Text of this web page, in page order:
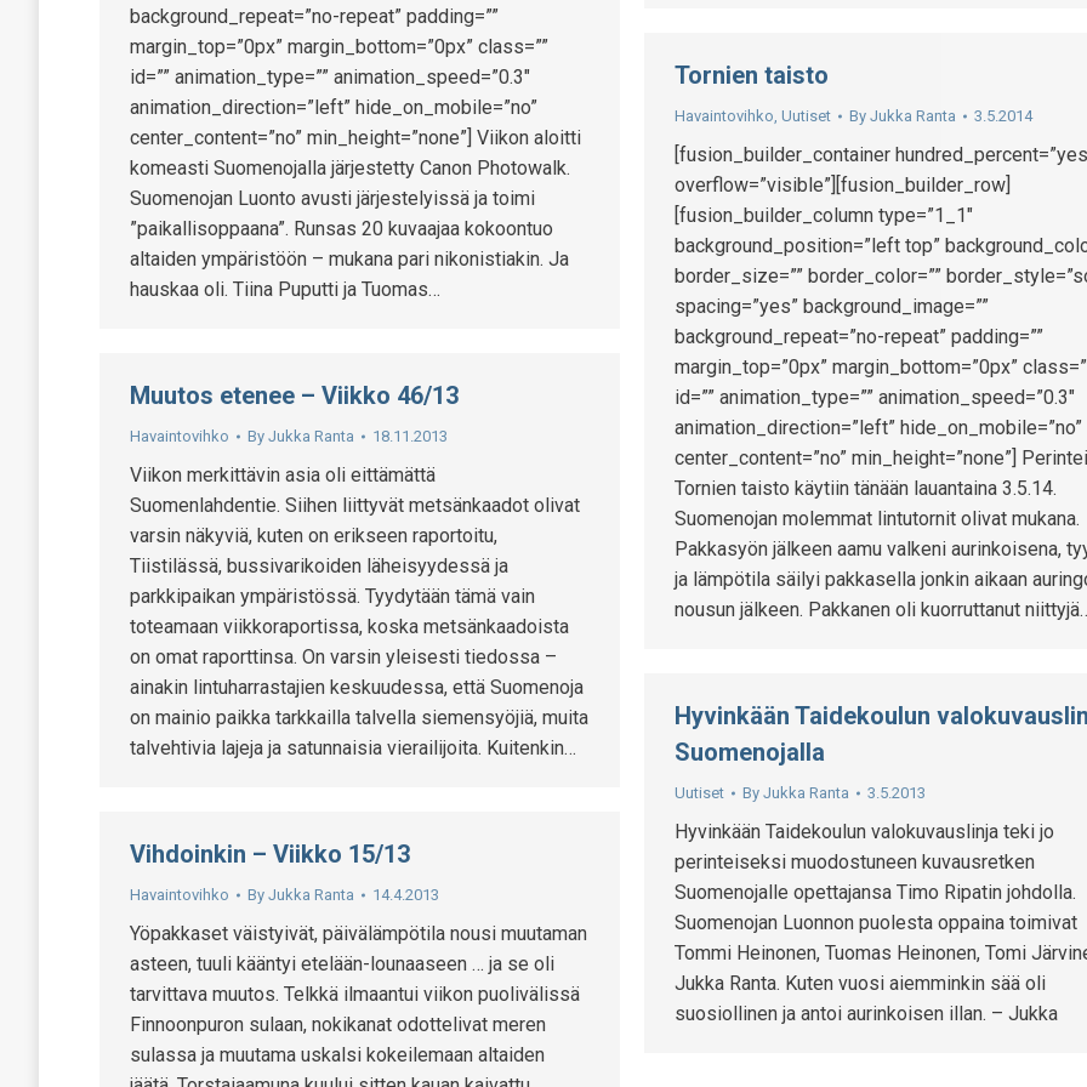
background_repeat=”no-repeat” padding=””
margin_top=”0px” margin_bottom=”0px” class=””
id=”” animation_type=”” animation_speed=”0.3″
animation_direction=”left” hide_on_mobile=”no”
center_content=”no” min_height=”none”] Viikon aloitti
komeasti Suomenojalla järjestetty Canon Photowalk.
Suomenojan Luonto avusti järjestelyissä ja toimi
”paikallisoppaana”. Runsas 20 kuvaajaa kokoontuo
altaiden ympäristöön – mukana pari nikonistiakin. Ja
hauskaa oli. Tiina Puputti ja Tuomas…
Tornien taisto
Havaintovihko, Uutiset By Jukka Ranta 3.5.2014
[fusion_builder_container
overflow=”visible”][fusion_builder_row]
[fusion_builder_column type=”1_1″
background_position=”left top”
border_size=”” border_color=””
spacing=”yes” background_image=””
background_repeat=”no-repeat” padding=””
margin_top=”0px” margin_bottom=”0px”
id=”” animation_type=”” animation_speed=”0.3″
animation_direction=”left” hide_on_mobile=”no”
center_content=”no” min_height=”none”]
Tornien taisto käytiin tänään lauantaina 3.5.14.
Suomenojan molemmat lintutornit olivat mukana.
Pakkasyön jälkeen aamu valkeni aurinkoisena,
ja lämpötila säilyi pakkasella jonkin aikaan
nousun jälkeen. Pakkanen oli kuorruttanut
Muutos etenee – Viikko 46/13
Havaintovihko By Jukka Ranta 18.11.2013
Viikon merkittävin asia oli eittämättä
Suomenlahdentie. Siihen liittyvät metsänkaadot olivat
varsin näkyviä, kuten on erikseen raportoitu,
Tiistilässä, bussivarikoiden läheisyydessä ja
parkkipaikan ympäristössä. Tyydytään tämä vain
toteamaan viikkoraportissa, koska metsänkaadoista
on omat raporttinsa. On varsin yleisesti tiedossa –
ainakin lintuharrastajien keskuudessa, että Suomenoja
on mainio paikka tarkkailla talvella siemensyöjiä, muita
talvehtivia lajeja ja satunnaisia vierailijoita. Kuitenkin…
Hyvinkään Taidekoulun
Suomenojalla
Uutiset By Jukka Ranta 3.5.2013
Hyvinkään Taidekoulun valokuvauslinja teki jo
perinteiseksi muodostuneen kuvausretken
Suomenojalle opettajansa Timo Ripatin johdolla.
Suomenojan Luonnon puolesta oppaina toimivat
Tommi Heinonen, Tuomas Heinonen, Tomi
Jukka Ranta. Kuten vuosi aiemminkin sää oli
suosiollinen ja antoi aurinkoisen illan. – Jukka
Vihdoinkin – Viikko 15/13
Havaintovihko By Jukka Ranta 14.4.2013
Yöpakkaset väistyivät, päivälämpötila nousi muutaman
asteen, tuuli kääntyi etelään-lounaaseen … ja se oli
tarvittava muutos. Telkkä ilmaantui viikon puolivälissä
Finnoonpuron sulaan, nokikanat odottelivat meren
sulassa ja muutama uskalsi kokeilemaan altaiden